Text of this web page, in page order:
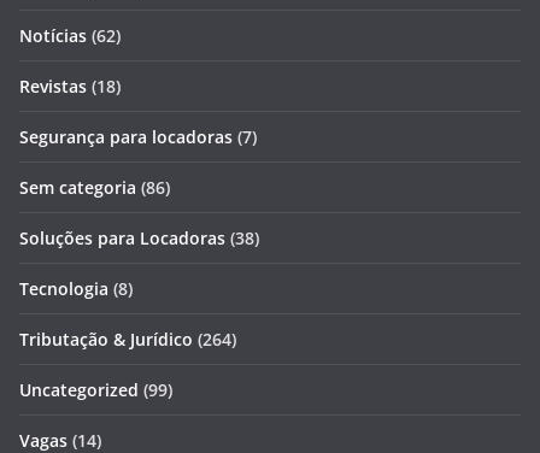
Notícias (62)
Revistas (18)
Segurança para locadoras (7)
Sem categoria (86)
Soluções para Locadoras (38)
Tecnologia (8)
Tributação & Jurídico (264)
Uncategorized (99)
Vagas (14)